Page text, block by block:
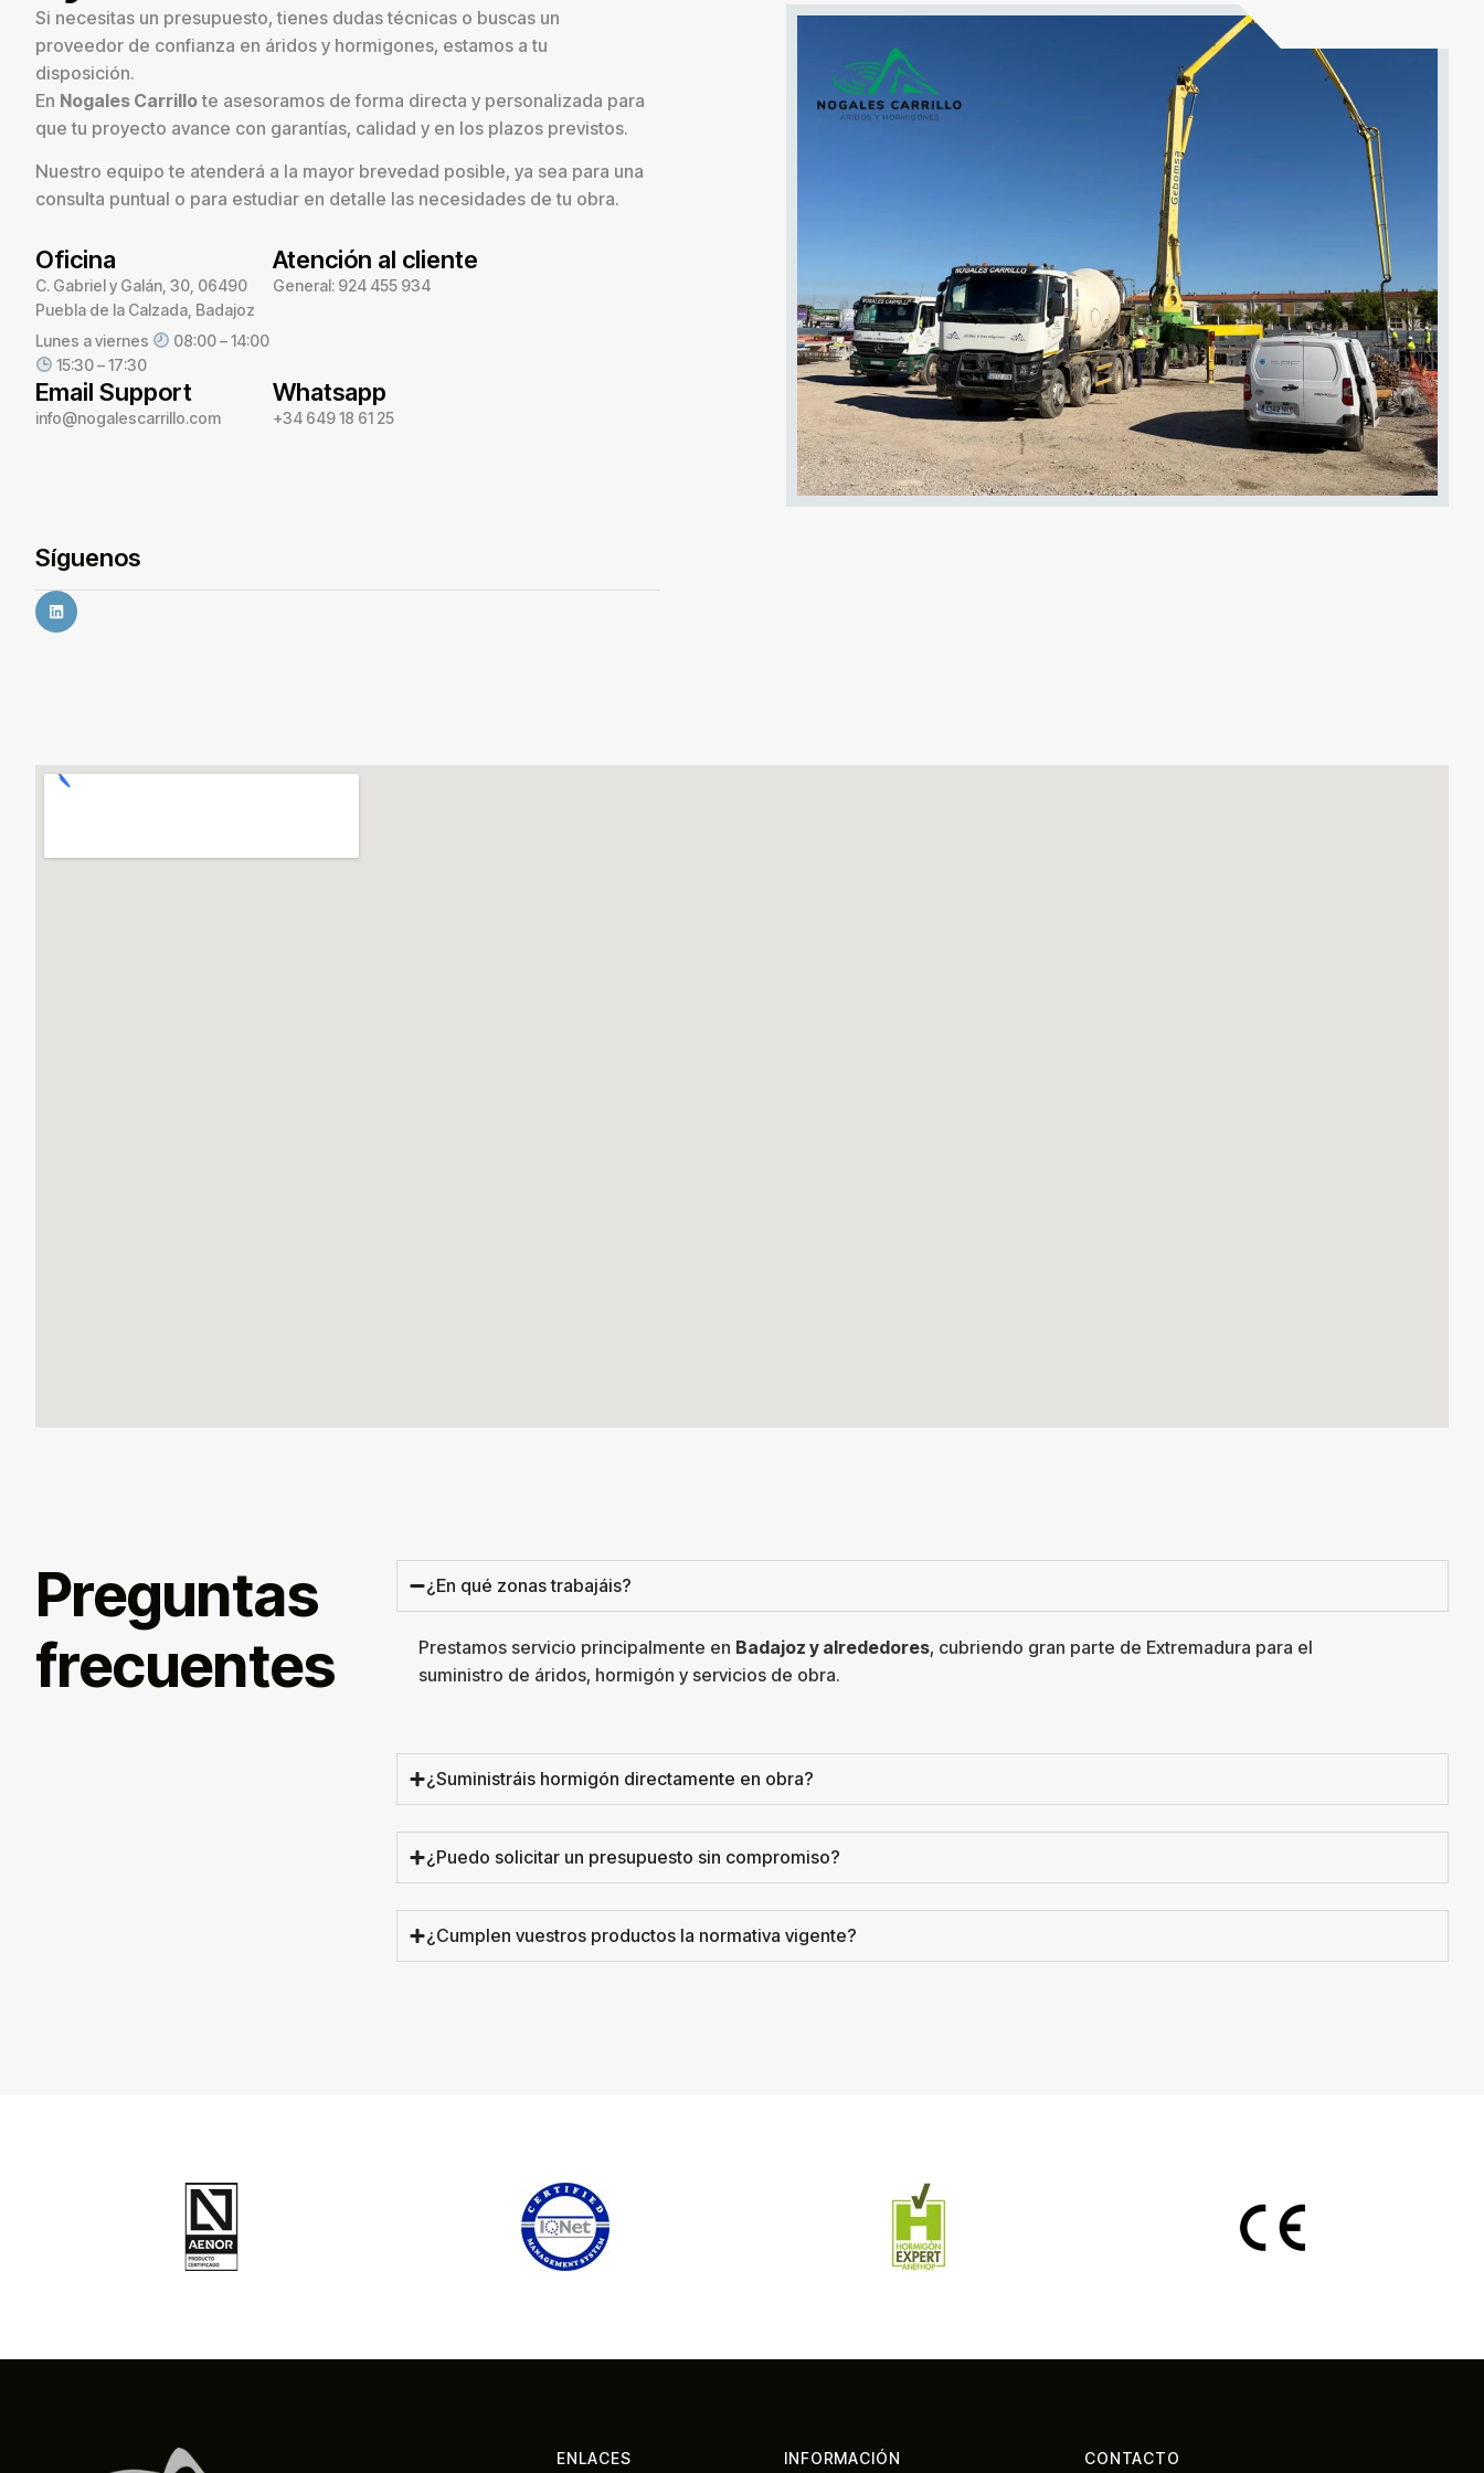
Si necesitas un presupuesto, tienes dudas técnicas o buscas un
proveedor de confianza en áridos y hormigones, estamos a tu
disposición.
En Nogales Carrillote asesoramos de forma directa y personalizada para
que tu proyecto avance con garantías, calidad y en los plazos previstos.
Nuestro equipo te atenderá a la mayor brevedad posible, ya sea para una
consulta puntual o para estudiar en detalle las necesidades de tu obra.
Oficina
C. Gabriel y Galán, 30, 06490
Puebla de la Calzada, Badajoz
Lunes a viernes
08:00 – 14:00
15:30 – 17:30
Atención al cliente
General: 924 455 934
Email Support
info@nogalescarrillo.com
Whatsapp
+34 649 18 61 25
Síguenos
Preguntas
frecuentes
¿En qué zonas trabajáis?
Prestamos servicio principalmente en Badajoz y alrededores, cubriendo gran parte de Extremadura para el
suministro de áridos, hormigón y servicios de obra.
¿Suministráis hormigón directamente en obra?
¿Puedo solicitar un presupuesto sin compromiso?
¿Cumplen vuestros productos la normativa vigente?
ENLACES INFORMACIÓN CONTACTO